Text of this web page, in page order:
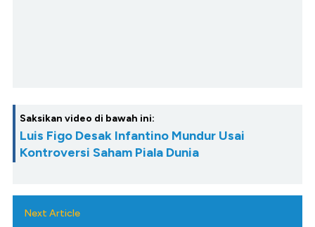
Saksikan video di bawah ini:
Luis Figo Desak Infantino Mundur Usai
Kontroversi Saham Piala Dunia
Next Article